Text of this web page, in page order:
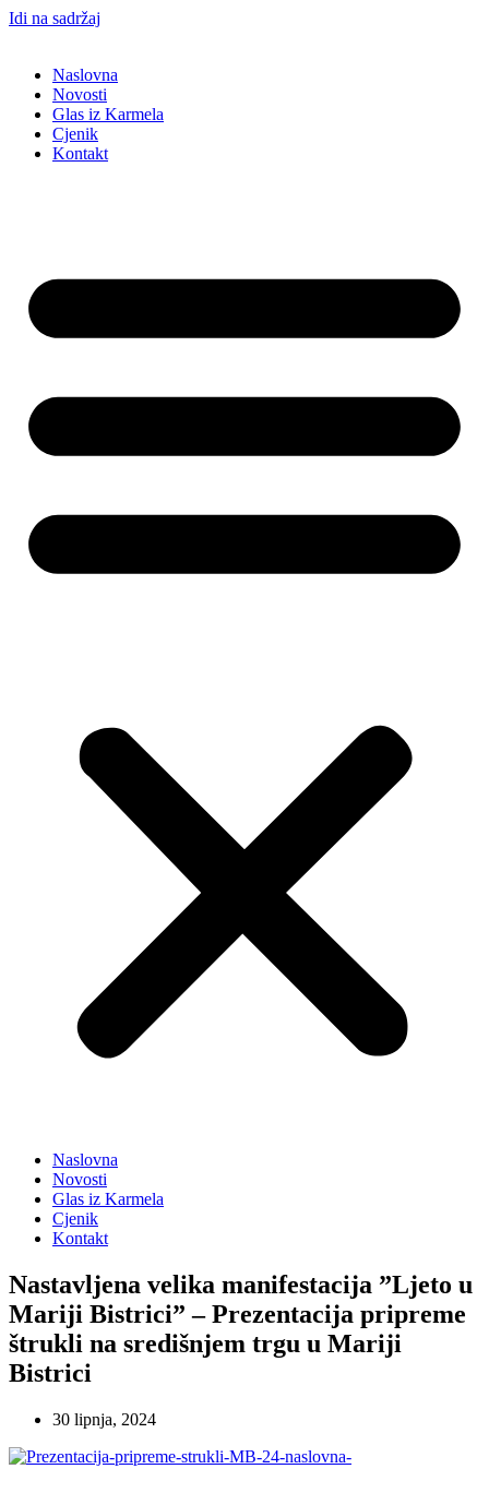
Idi na sadržaj
Naslovna
Novosti
Glas iz Karmela
Cjenik
Kontakt
Naslovna
Novosti
Glas iz Karmela
Cjenik
Kontakt
Nastavljena velika manifestacija ”Ljeto u
Mariji Bistrici” – Prezentacija pripreme
štrukli na središnjem trgu u Mariji
Bistrici
30 lipnja, 2024